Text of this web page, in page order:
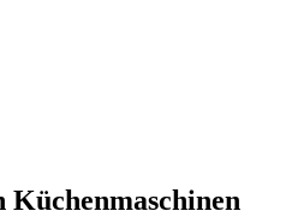
Küchenmaschinen